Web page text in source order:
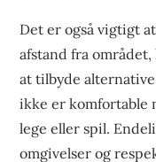
Det er også vigtigt
afstand fra
at tilbyde
ikke er komfortable
lege eller spil.
omgivelser og